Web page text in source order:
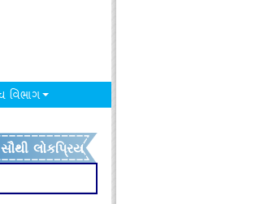
વિભાગ
લોકપ્રિય